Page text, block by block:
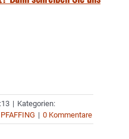
| Kategorien:
PFAFFING | 0 Kommentare